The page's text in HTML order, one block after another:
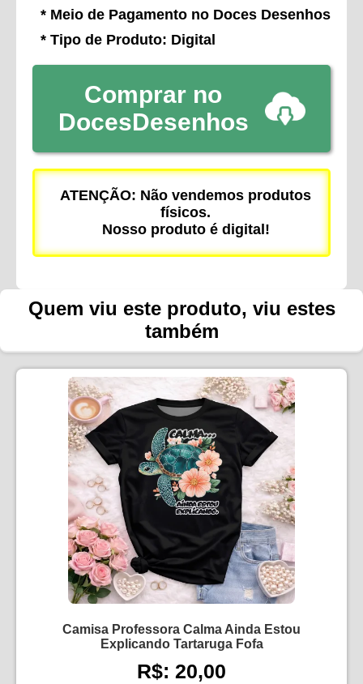
* Meio de Pagamento no Doces Desenhos
* Tipo de Produto: Digital
Comprar no
DocesDesenhos
ATENÇÃO: Não vendemos produtos
físicos.
Nosso produto é digital!
Quem viu este produto, viu estes
também
Camisa Professora Calma Ainda Estou
Explicando Tartaruga Fofa
R$: 20,00